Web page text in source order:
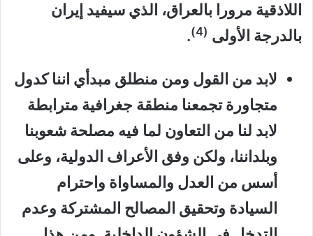
اللاذقية مرورا بالعراق، الذي سيفيد إيران
بالدرجة الأولى (4)
.
لابد من القول ومن منطلق مبدأي اننا كدول
متجاورة تجمعنا منطقة جغرافية مترابطة
لابد لنا من التعاون لما فيه مصلحة شعوبنا
وبلداننا، ولكن وفق الأعراف الدولية، وعلى
أسس من العدل والمساواة واحترام
السيادة وتحقيق المصالح المشتركة وعدم